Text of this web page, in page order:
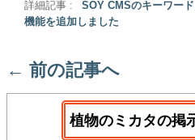
詳細記事 :
SOY CMSのキーワー
機能を追加しました
← 前の記事へ
植物のミカタの掲